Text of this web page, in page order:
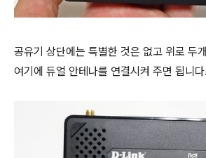
공유기 상단에는 특별한 것은 없고 위로 두
여기에 듀얼 안테나를 연결시켜 주면 됩니다.